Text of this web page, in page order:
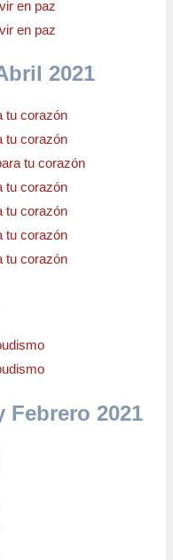
en paz
en paz
2021
tu corazón
tu corazón
tu corazón
tu corazón
tu corazón
tu corazón
tu corazón
Febrero 2021